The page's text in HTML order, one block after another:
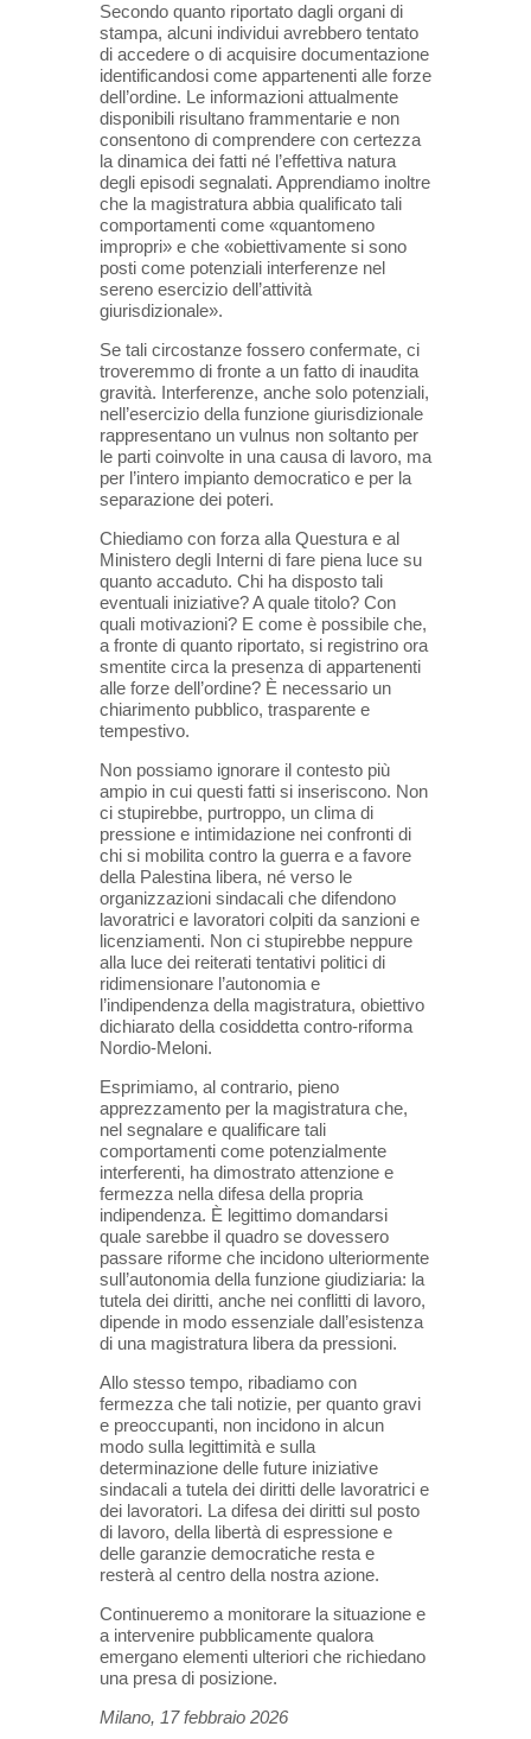
Secondo quanto riportato dagli organi di
stampa, alcuni individui avrebbero tentato
di accedere o di acquisire documentazione
identificandosi come appartenenti alle forze
dell’ordine. Le informazioni attualmente
disponibili risultano frammentarie e non
consentono di comprendere con certezza
la dinamica dei fatti né l’effettiva natura
degli episodi segnalati. Apprendiamo inoltre
che la magistratura abbia qualificato tali
comportamenti come «quantomeno
impropri» e che «obiettivamente si sono
posti come potenziali interferenze nel
sereno esercizio dell’attività
giurisdizionale».
Se tali circostanze fossero confermate, ci
troveremmo di fronte a un fatto di inaudita
gravità. Interferenze, anche solo potenziali,
nell’esercizio della funzione giurisdizionale
rappresentano un vulnus non soltanto per
le parti coinvolte in una causa di lavoro, ma
per l’intero impianto democratico e per la
separazione dei poteri.
Chiediamo con forza alla Questura e al
Ministero degli Interni di fare piena luce su
quanto accaduto. Chi ha disposto tali
eventuali iniziative? A quale titolo? Con
quali motivazioni? E come è possibile che,
a fronte di quanto riportato, si registrino ora
smentite circa la presenza di appartenenti
alle forze dell’ordine? È necessario un
chiarimento pubblico, trasparente e
tempestivo.
Non possiamo ignorare il contesto più
ampio in cui questi fatti si inseriscono. Non
ci stupirebbe, purtroppo, un clima di
pressione e intimidazione nei confronti di
chi si mobilita contro la guerra e a favore
della Palestina libera, né verso le
organizzazioni sindacali che difendono
lavoratrici e lavoratori colpiti da sanzioni e
licenziamenti. Non ci stupirebbe neppure
alla luce dei reiterati tentativi politici di
ridimensionare l’autonomia e
l’indipendenza della magistratura, obiettivo
dichiarato della cosiddetta contro-riforma
Nordio-Meloni.
Esprimiamo, al contrario, pieno
apprezzamento per la magistratura che,
nel segnalare e qualificare tali
comportamenti come potenzialmente
interferenti, ha dimostrato attenzione e
fermezza nella difesa della propria
indipendenza. È legittimo domandarsi
quale sarebbe il quadro se dovessero
passare riforme che incidono ulteriormente
sull’autonomia della funzione giudiziaria: la
tutela dei diritti, anche nei conflitti di lavoro,
dipende in modo essenziale dall’esistenza
di una magistratura libera da pressioni.
Allo stesso tempo, ribadiamo con
fermezza che tali notizie, per quanto gravi
e preoccupanti, non incidono in alcun
modo sulla legittimità e sulla
determinazione delle future iniziative
sindacali a tutela dei diritti delle lavoratrici e
dei lavoratori. La difesa dei diritti sul posto
di lavoro, della libertà di espressione e
delle garanzie democratiche resta e
resterà al centro della nostra azione.
Continueremo a monitorare la situazione e
a intervenire pubblicamente qualora
emergano elementi ulteriori che richiedano
una presa di posizione.
Milano, 17 febbraio 2026